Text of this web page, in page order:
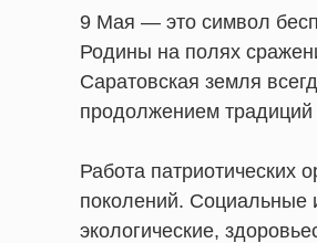
9 Мая — это символ
Родины на полях
Саратовская земля
продолжением
Работа патриотических
поколений. Социальные
экологические,